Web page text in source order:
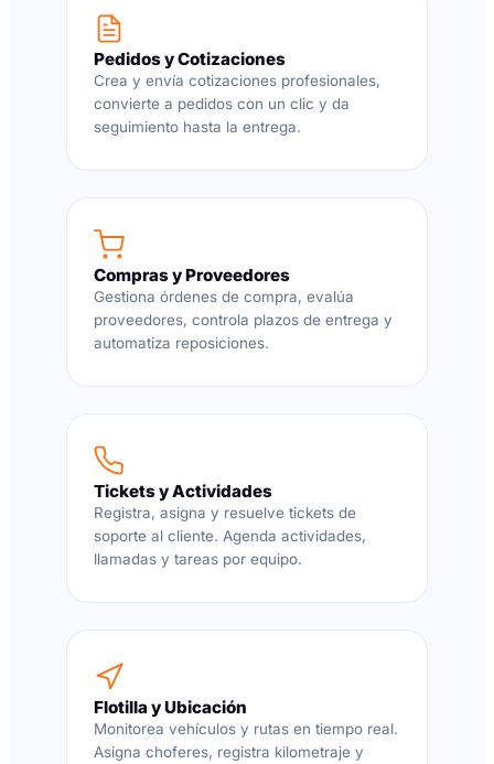
Pedidos y Cotizaciones
Crea y envía cotizaciones profesionales,
convierte a pedidos con un clic y da
seguimiento hasta la entrega.
Compras y Proveedores
Gestiona órdenes de compra, evalúa
proveedores, controla plazos de entrega y
automatiza reposiciones.
Tickets y Actividades
Registra, asigna y resuelve tickets de
soporte al cliente. Agenda actividades,
llamadas y tareas por equipo.
Flotilla y Ubicación
Monitorea vehículos y rutas en tiempo real.
Asigna choferes, registra kilometraje y